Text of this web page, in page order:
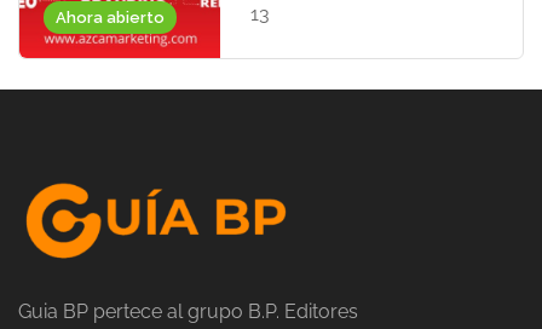
Ahora abierto
13
Guia BP pertece al grupo B.P. Editores